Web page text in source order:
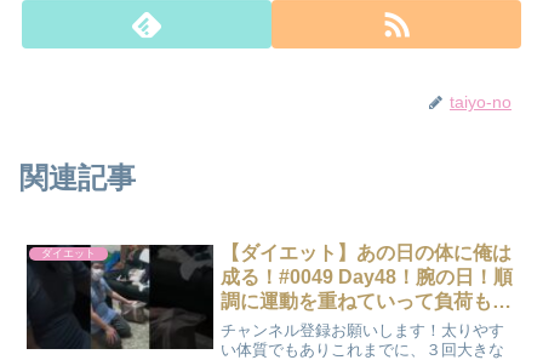
taiyo-no
関連記事
ダイエット
【ダイエット】あの日の体に俺は
成る！#0049 Day48！腕の日！順
調に運動を重ねていって負荷も
徐々に上げられていっています！
ショートVer
チャンネル登録お願いします！太りやす
い体質でもありこれまでに、３回大きな